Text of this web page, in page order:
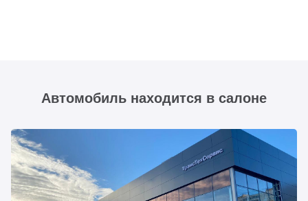
Автомобиль находится в салоне